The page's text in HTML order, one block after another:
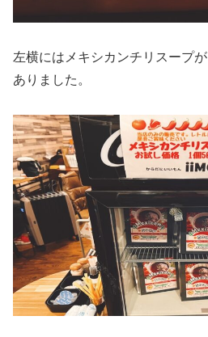
左横にはメキシカンチリスープが
ありました。